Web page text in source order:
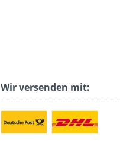
Wir versenden mit: